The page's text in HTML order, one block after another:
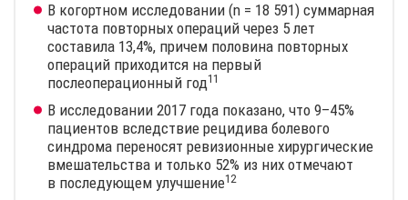
В когортном исследовании (n = 18 591) суммарная
частота повторных операций через 5 лет
составила 13,4%, причем половина повторных
операций приходится на первый
послеоперационный год11
В исследовании 2017 года показано, что 9–45%
пациентов вследствие рецидива болевого
синдрома переносят ревизионные хирургические
вмешательства и только 52% из них отмечают
в последующем улучшение12